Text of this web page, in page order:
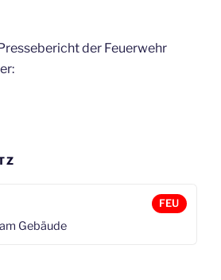
der Feuerwehr
FEU
Gebäude